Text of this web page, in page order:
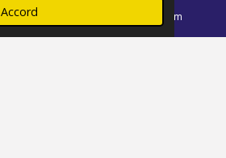
Accord
ESCAPE BOX
Téléphone Instagram